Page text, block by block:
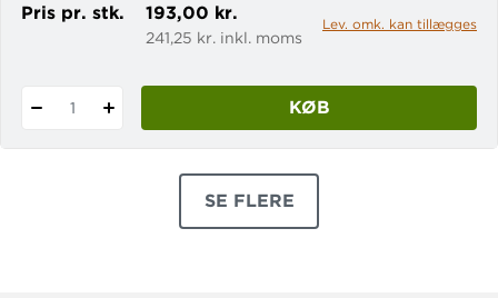
Pris pr. stk. 193,00 kr.
241,25 kr. inkl. moms
Lev. omk. kan tillægges
1 KØB
SE FLERE
PRODUKTER